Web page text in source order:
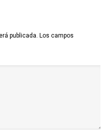
publicada. Los campos